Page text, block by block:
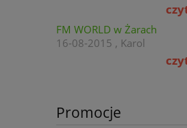
FM WORLD w Żarach
16-08-2015 , Karol
Promocje